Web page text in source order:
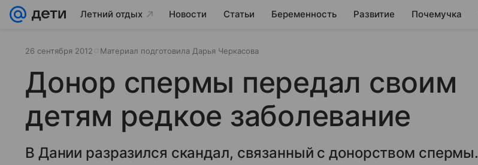
Летний отдых Новости Статьи Беременность Развитие Почемучка
26 сентября 2012 Материал подготовила Дарья Черкасова
Донор спермы передал своим
детям редкое заболевание
В Дании разразился скандал, связанный с донорством спермы.